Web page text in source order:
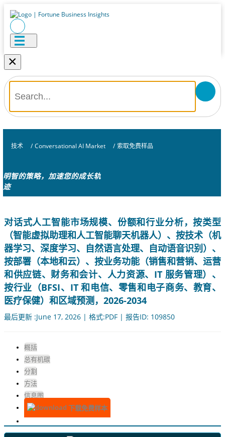
×
技术 / Conversational AI Market / 索取免费样品
明智的策略，加速您的成长轨
迹
对话式人工智能市场规模、份额和行业分析，按类型
（智能虚拟助理和人工智能聊天机器人）、按技术（机
器学习、深度学习、自然语言处理、自动语音识别）、
按部署（本地和云）、按业务功能（销售和营销、运营
和供应链、财务和会计、人力资源、IT 服务管理）、
按行业（BFSI、IT 和电信、零售和电子商务、教育、
医疗保健）和区域预测，2026-2034
最后更新 :June 17, 2026 | 格式:PDF | 报告ID: 109850
概括
总有机碳
分割
方法
信息图
下载免费样本